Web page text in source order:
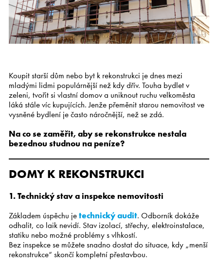
CS EN
Koupit starší dům nebo byt k rekonstrukci je dnes mezi
mladými lidmi populárnější než kdy dřív. Touha bydlet v
zeleni, tvořit si vlastní domov a uniknout ruchu velkoměsta
láká stále víc kupujících. Jenže přeměnit starou nemovitost ve
vysněné bydlení je často náročnější, než se zdá.
Na co se zaměřit, aby se rekonstrukce nestala
bezednou studnou na peníze?
DOMY K REKONSTRUKCI
1. Technický stav a inspekce nemovitosti
Základem úspěchu jetechnický audit. Odborník dokáže
odhalit, co laik nevidí. Stav izolací, střechy, elektroinstalace,
statiku nebo možné problémy s vlhkostí.
Bez inspekce se můžete snadno dostat do situace, kdy „menší
rekonstrukce“ skončí kompletní přestavbou.